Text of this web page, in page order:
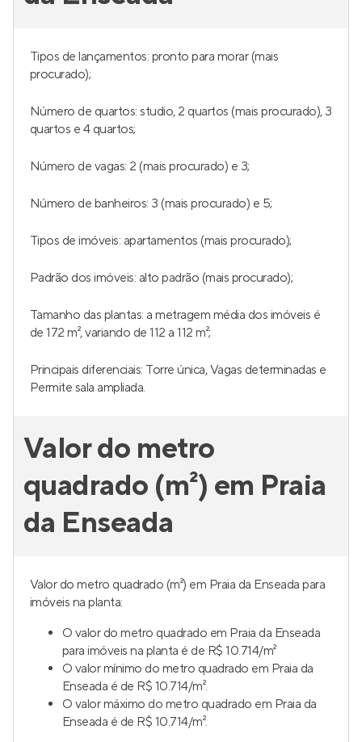
Tipos de lançamentos: pronto para morar (mais
procurado);
Número de quartos: studio, 2 quartos (mais procurado), 3
quartos e 4 quartos;
Número de vagas: 2 (mais procurado) e 3;
Número de banheiros: 3 (mais procurado) e 5;
Tipos de imóveis: apartamentos (mais procurado);
Padrão dos imóveis: alto padrão (mais procurado);
Tamanho das plantas: a metragem média dos imóveis é
de 172 m², variando de 112 a 112 m²;
Principais diferenciais: Torre única, Vagas determinadas e
Permite sala ampliada.
Valor do metro
quadrado (m²) em Praia
da Enseada
Valor do metro quadrado (m²) em Praia da Enseada para
imóveis na planta:
O valor do metro quadrado em Praia da Enseada
para imóveis na planta é de R$ 10.714/m²
O valor mínimo do metro quadrado em Praia da
Enseada é de R$ 10.714/m².
O valor máximo do metro quadrado em Praia da
Enseada é de R$ 10.714/m².